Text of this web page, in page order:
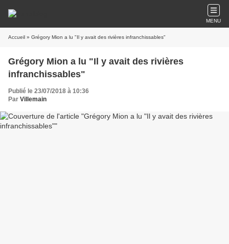
MENU
Accueil » Grégory Mion a lu "Il y avait des rivières infranchissables"
Grégory Mion a lu "Il y avait des rivières
infranchissables"
Publié le 23/07/2018 à 10:36
Par Villemain